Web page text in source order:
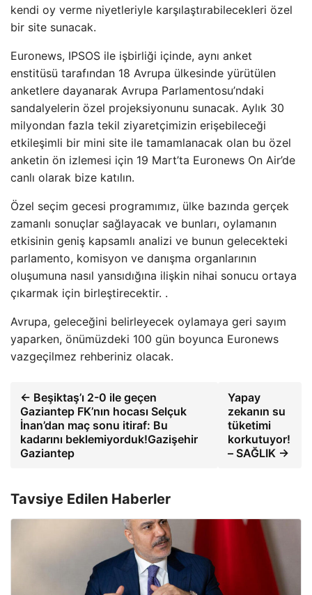
kendi oy verme niyetleriyle karşılaştırabilecekleri özel
bir site sunacak.
Euronews, IPSOS ile işbirliği içinde, aynı anket
enstitüsü tarafından 18 Avrupa ülkesinde yürütülen
anketlere dayanarak Avrupa Parlamentosu’ndaki
sandalyelerin özel projeksiyonunu sunacak. Aylık 30
milyondan fazla tekil ziyaretçimizin erişebileceği
etkileşimli bir mini site ile tamamlanacak olan bu özel
anketin ön izlemesi için 19 Mart’ta Euronews On Air’de
canlı olarak bize katılın.
Özel seçim gecesi programımız, ülke bazında gerçek
zamanlı sonuçlar sağlayacak ve bunları, oylamanın
etkisinin geniş kapsamlı analizi ve bunun gelecekteki
parlamento, komisyon ve danışma organlarının
oluşumuna nasıl yansıdığına ilişkin nihai sonucu ortaya
çıkarmak için birleştirecektir. .
Avrupa, geleceğini belirleyecek oylamaya geri sayım
yaparken, önümüzdeki 100 gün boyunca Euronews
vazgeçilmez rehberiniz olacak.
← Beşiktaş’ı 2-0 ile geçen
Gaziantep FK’nın hocası Selçuk
İnan’dan maç sonu itiraf: Bu
kadarını beklemiyorduk!Gazişehir
Gaziantep
Yapay
zekanın su
tüketimi
korkutuyor!
– SAĞLIK →
Tavsiye Edilen Haberler